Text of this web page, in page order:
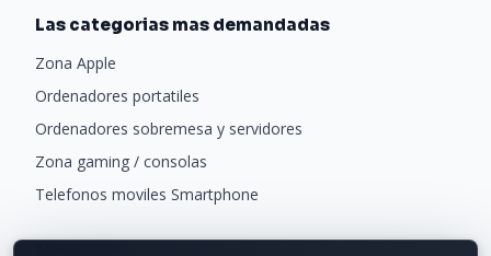
Las categorias mas demandadas
Zona Apple
Ordenadores portatiles
Ordenadores sobremesa y servidores
Zona gaming / consolas
Telefonos moviles Smartphone